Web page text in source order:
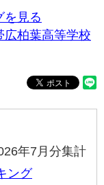
を見る
広柏葉高等学校
年7月分集計
ング